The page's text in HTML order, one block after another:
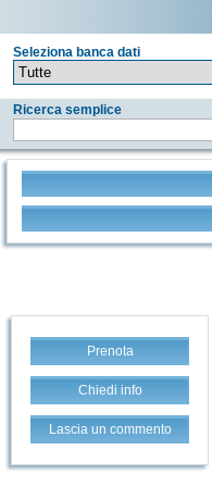
Seleziona banca dati
Ricerca semplice
Prenota
Chiedi info
Lascia un commento